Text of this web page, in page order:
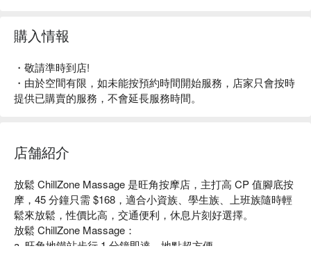
購入情報
・敬請準時到店!
・由於空間有限，如未能按預約時間開始服務，店家只會按時
提供已購賣的服務，不會延長服務時間。
店舗紹介
放鬆 ChillZone Massage 是旺角按摩店，主打高 CP 值腳底按
摩，45 分鐘只需 $168，適合小資族、學生族、上班族隨時輕
鬆來放鬆，性價比高，交通便利，休息片刻好選擇。
放鬆 ChillZone Massage：
a. 旺角地鐵站步行 1 分鐘即達，地點超方便